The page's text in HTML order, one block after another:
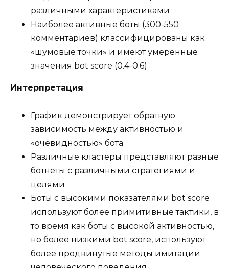
различными характеристиками
Наиболее активные боты (300-550
комментариев) классифицированы как
«шумовые точки» и имеют умеренные
значения bot score (0.4-0.6)
Интерпретация:
График демонстрирует обратную
зависимость между активностью и
«очевидностью» бота
Различные кластеры представляют разные
ботнеты с различными стратегиями и
целями
Боты с высокими показателями bot score
используют более примитивные тактики, в
то время как боты с высокой активностью,
но более низкими bot score, используют
более продвинутые методы имитации